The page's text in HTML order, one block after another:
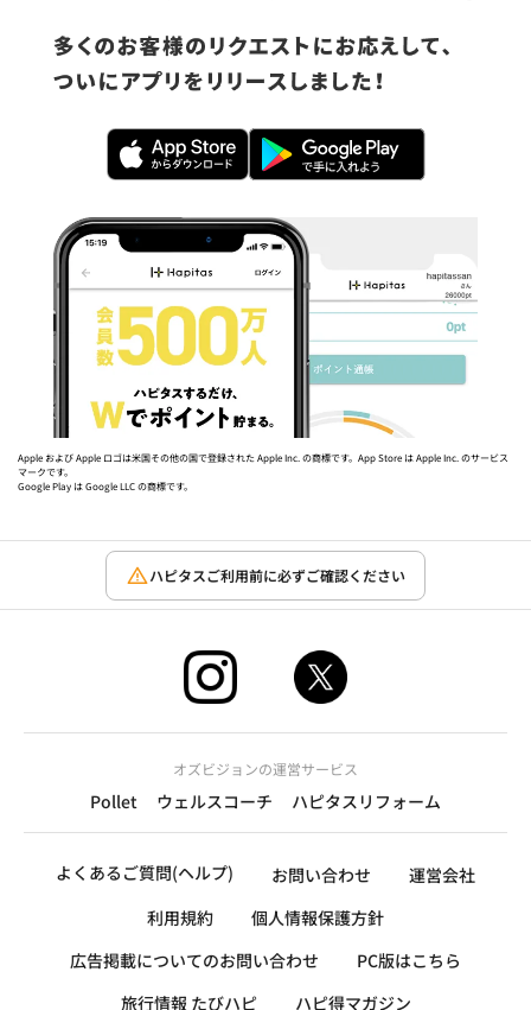
Apple および Apple ロゴは米国その他の国で登録された Apple Inc. の商標です。App Store は Apple Inc. のサービス
マークです。
Google Play は Google LLC の商標です。
ハピタスご利用前に必ずご確認ください
オズビジョンの運営サービス
Pollet ウェルスコーチ ハピタスリフォーム
よくあるご質問(ヘルプ) お問い合わせ
運営会社
利用規約
個人情報保護方針
広告掲載についてのお問い合わせ
PC版はこちら
旅行情報 たびハピ
ハピ得マガジン